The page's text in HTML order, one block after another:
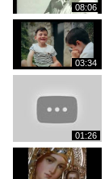
08:06
03:34
01:26